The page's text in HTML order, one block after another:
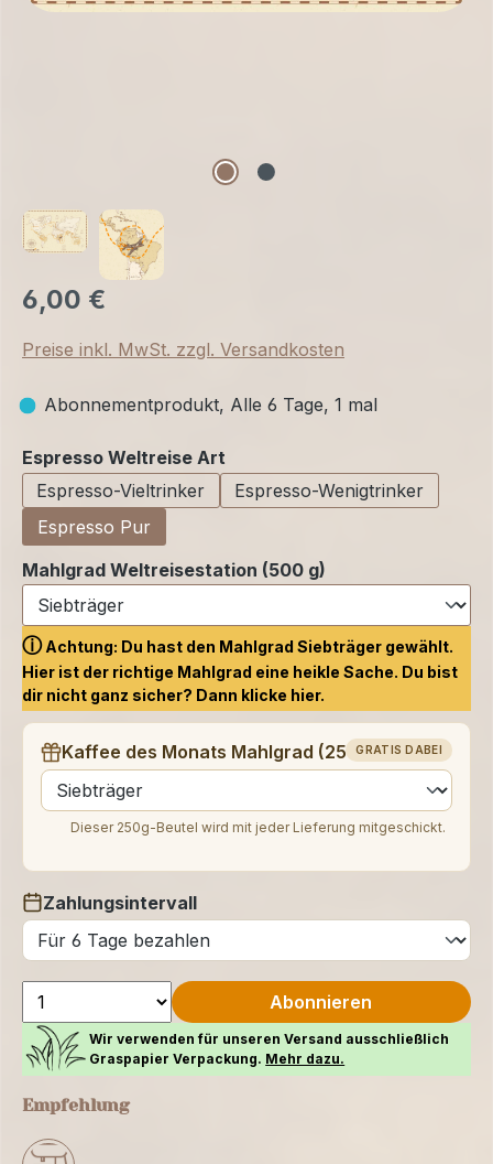
6,00 €
Preise inkl. MwSt. zzgl. Versandkosten
Abonnementprodukt, Alle 6 Tage, 1 mal
Espresso Weltreise Art
Espresso-Vieltrinker
Espresso-Wenigtrinker
Espresso Pur
Mahlgrad Weltreisestation (500 g)
ⓘAchtung: Du hast den Mahlgrad Siebträger gewählt.
Hier ist der richtige Mahlgrad eine heikle Sache. Du bist
dir nicht ganz sicher? Dann klicke hier.
GRATIS DABEI
Kaffee des Monats Mahlgrad (250 g)
auswählen
Dieser 250g-Beutel wird mit jeder Lieferung mitgeschickt.
Zahlungsintervall
auswählen
Abonnieren
Wir verwenden für unseren Versand ausschließlich
Graspapier Verpackung. Mehr dazu.
Empfehlung